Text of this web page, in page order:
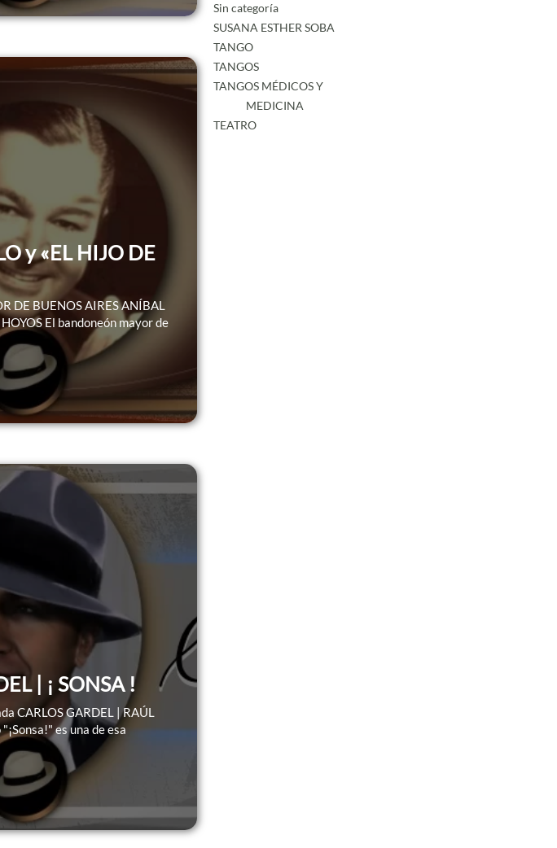
y «EL HIJO DE
DE BUENOS AIRES ANÍBAL
El bandoneón mayor de
| ¡ SONSA !
CARLOS GARDEL | RAÚL
es una de esa
Sin categoría
SUSANA ESTHER SOBA
TANGO
TANGOS
TANGOS MÉDICOS Y
MEDICINA
TEATRO